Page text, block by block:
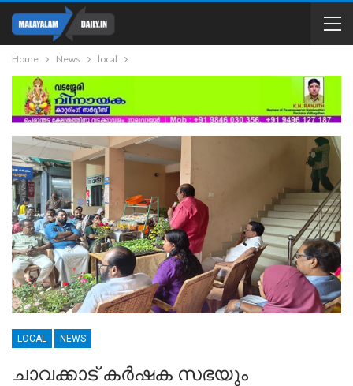
Home News local
LOCAL NEWS
ചാവക്കാട് കർഷക സഭയും